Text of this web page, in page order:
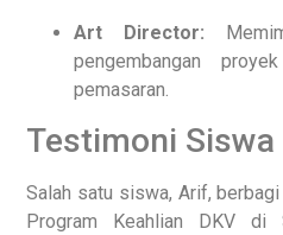
Art Director:
pengembangan
pemasaran.
Testimoni Siswa
Salah satu siswa, Arif, berbagi
Program Keahlian DKV